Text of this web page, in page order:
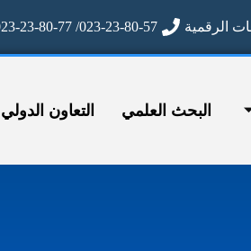
الرقمية 023-23-80-57/ 023-23-80-77
البحث العلمي التعاون الدولي